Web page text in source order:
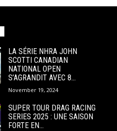
LA SÉRIE NHRA JOHN
SCOTTI CANADIAN
NATIONAL OPEN
S’AGRANDIT AVEC 8...
November 19, 2024
SUPER TOUR DRAG RACING
SERIES 2025 : UNE SAISON
FORTE EN...